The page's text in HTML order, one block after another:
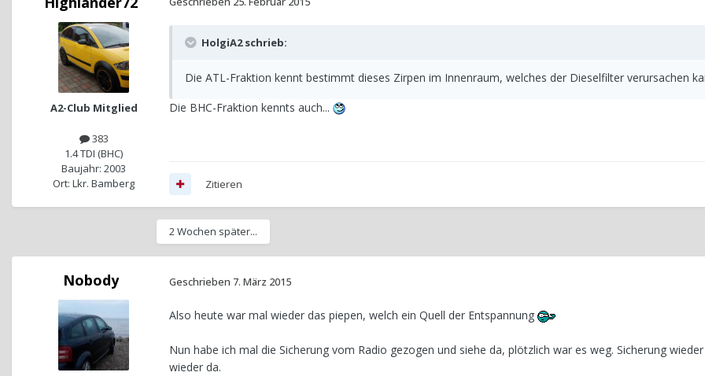
A2-Club Mitglied
383
1.4 TDI (BHC)
Baujahr: 2003
Ort: Lkr. Bamberg
HolgiA2 schrieb:
Die ATL-Fraktion kennt bestimmt dieses Zirpen im Innenraum, welches der Dieselfilter verursachen
Die BHC-Fraktion kennts auch...
Zitieren
2 Wochen später...
Nobody Geschrieben 7. März 2015
Also heute war mal wieder das piepen, welch ein Quell der Entspannung
Nun habe ich mal die Sicherung vom Radio gezogen und siehe da, plötzlich war es weg. Sicherung
wieder da.